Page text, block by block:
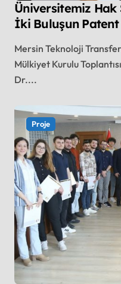
Üniversitemiz
İki Buluşun
Patent Başvurusu
Mersin Teknoloji Transfer Ofisi (TTO) Fikri ve Sınai
Mülkiyet Kurulu
Dr....
Proje